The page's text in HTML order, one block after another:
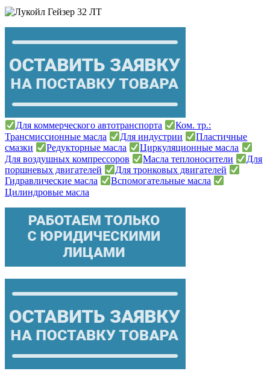
Для коммерческого автотранспорта
Ком. тр.:
Трансмиссионные масла
Для индустрии
Пластичные
смазки
Редукторные масла
Циркуляционные масла
Для воздушных компрессоров
Масла теплоносители
Для
поршневых двигателей
Для тронковых двигателей
Гидравлические масла
Вспомогательные масла
Цилиндровые масла